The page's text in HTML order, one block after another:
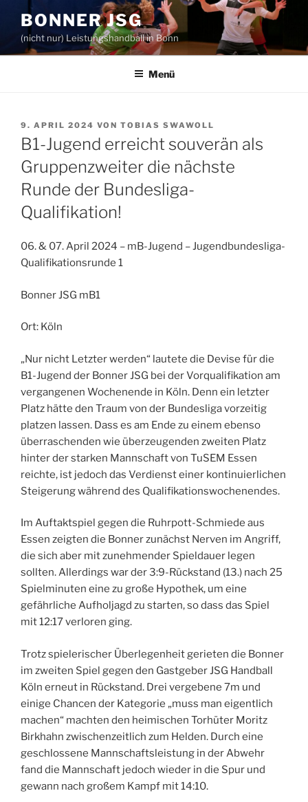
Inhalt
springen
BONNER JSG
(nicht nur) Leistungshandball in Bonn
Menü
VERÖFFENTLICHT
AM
9. APRIL 2024 VON TOBIAS SWAWOLL
B1-Jugend erreicht souverän als
Gruppenzweiter die nächste
Runde der Bundesliga-
Qualifikation!
06. & 07. April 2024 – mB-Jugend – Jugendbundesliga-
Qualifikationsrunde 1
Bonner JSG mB1
Ort: Köln
„Nur nicht Letzter werden“ lautete die Devise für die
B1-Jugend der Bonner JSG bei der Vorqualifikation am
vergangenen Wochenende in Köln. Denn ein letzter
Platz hätte den Traum von der Bundesliga vorzeitig
platzen lassen. Dass es am Ende zu einem ebenso
überraschenden wie überzeugenden zweiten Platz
hinter der starken Mannschaft von TuSEM Essen
reichte, ist jedoch das Verdienst einer kontinuierlichen
Steigerung während des Qualifikationswochenendes.
Im Auftaktspiel gegen die Ruhrpott-Schmiede aus
Essen zeigten die Bonner zunächst Nerven im Angriff,
die sich aber mit zunehmender Spieldauer legen
sollten. Allerdings war der 3:9-Rückstand (13.) nach 25
Spielminuten eine zu große Hypothek, um eine
gefährliche Aufholjagd zu starten, so dass das Spiel
mit 12:17 verloren ging.
Trotz spielerischer Überlegenheit gerieten die Bonner
im zweiten Spiel gegen den Gastgeber JSG Handball
Köln erneut in Rückstand. Drei vergebene 7m und
einige Chancen der Kategorie „muss man eigentlich
machen“ machten den heimischen Torhüter Moritz
Birkhahn zwischenzeitlich zum Helden. Durch eine
geschlossene Mannschaftsleistung in der Abwehr
fand die Mannschaft jedoch wieder in die Spur und
gewann nach großem Kampf mit 14:10.